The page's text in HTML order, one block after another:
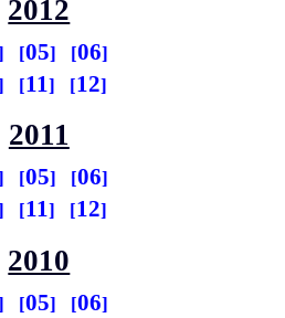
2012
05
06
11 12
2011
05
06
11 12
2010
05
06